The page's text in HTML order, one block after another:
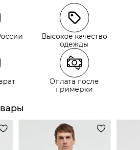
СДЭК
выдачи СДЭК
магазинов
СДЭК
выдачи СДЭК
Высокое качество
одежды
Оплата после
примерки